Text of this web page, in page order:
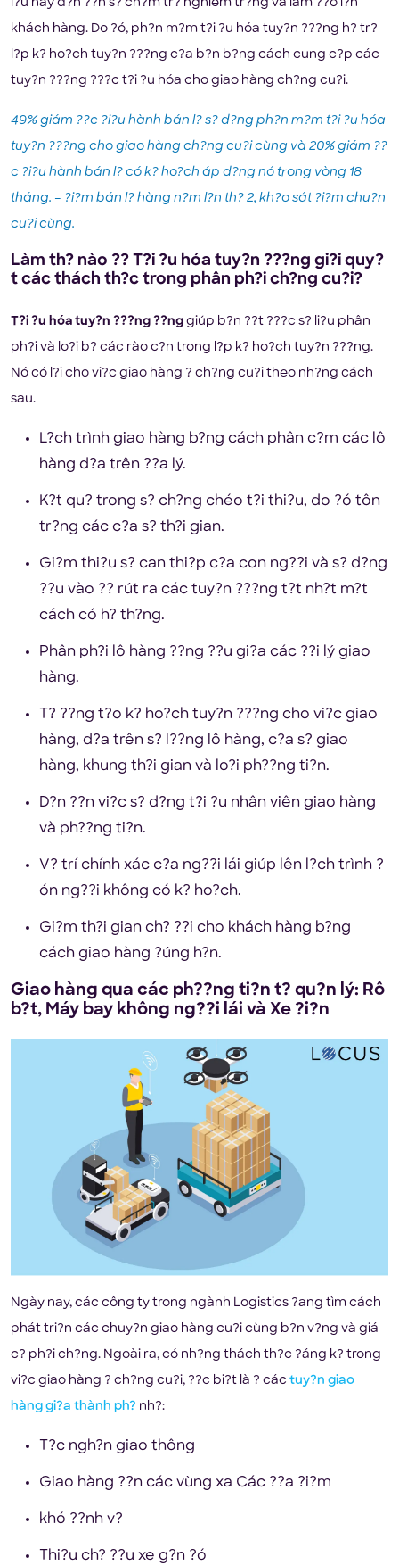
i?u này d?n ??n s? ch?m tr? nghiêm tr?ng và làm ??o l?n
khách hàng. Do ?ó, ph?n m?m t?i ?u hóa tuy?n ???ng h? tr?
l?p k? ho?ch tuy?n ???ng c?a b?n b?ng cách cung c?p các
tuy?n ???ng ???c t?i ?u hóa cho giao hàng ch?ng cu?i.
49% giám ??c ?i?u hành bán l? s? d?ng ph?n m?m t?i ?u hóa
tuy?n ???ng cho giao hàng ch?ng cu?i cùng và 20% giám ??
c ?i?u hành bán l? có k? ho?ch áp d?ng nó trong vòng 18
tháng. – ?i?m bán l? hàng n?m l?n th? 2, kh?o sát ?i?m chu?n
cu?i cùng.
Làm th? nào ?? T?i ?u hóa tuy?n ???ng gi?i quy?
t các thách th?c trong phân ph?i ch?ng cu?i?
T?i ?u hóa tuy?n ???ng ??ng giúp b?n ??t ???c s? li?u phân
ph?i và lo?i b? các rào c?n trong l?p k? ho?ch tuy?n ???ng.
Nó có l?i cho vi?c giao hàng ? ch?ng cu?i theo nh?ng cách
sau.
L?ch trình giao hàng b?ng cách phân c?m các lô
hàng d?a trên ??a lý.
K?t qu? trong s? ch?ng chéo t?i thi?u, do ?ó tôn
tr?ng các c?a s? th?i gian.
Gi?m thi?u s? can thi?p c?a con ng??i và s? d?ng
??u vào ?? rút ra các tuy?n ???ng t?t nh?t m?t
cách có h? th?ng.
Phân ph?i lô hàng ??ng ??u gi?a các ??i lý giao
hàng.
T? ??ng t?o k? ho?ch tuy?n ???ng cho vi?c giao
hàng, d?a trên s? l??ng lô hàng, c?a s? giao
hàng, khung th?i gian và lo?i ph??ng ti?n.
D?n ??n vi?c s? d?ng t?i ?u nhân viên giao hàng
và ph??ng ti?n.
V? trí chính xác c?a ng??i lái giúp lên l?ch trình ?
ón ng??i không có k? ho?ch.
Gi?m th?i gian ch? ??i cho khách hàng b?ng
cách giao hàng ?úng h?n.
Giao hàng qua các ph??ng ti?n t? qu?n lý: Rô
b?t, Máy bay không ng??i lái và Xe ?i?n
Ngày nay, các công ty trong ngành Logistics ?ang tìm cách
phát tri?n các chuy?n giao hàng cu?i cùng b?n v?ng và giá
c? ph?i ch?ng. Ngoài ra, có nh?ng thách th?c ?áng k? trong
vi?c giao hàng ? ch?ng cu?i, ??c bi?t là ? các tuy?n giao
hàng gi?a thành ph? nh?:
T?c ngh?n giao thông
Giao hàng ??n các vùng xa Các ??a ?i?m
khó ??nh v?
Thi?u ch? ??u xe g?n ?ó